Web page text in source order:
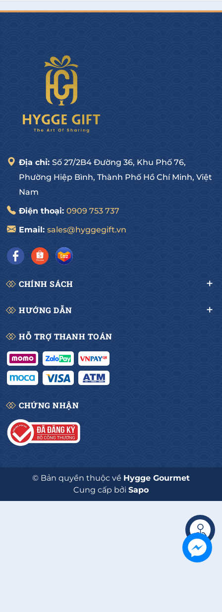
Địa chỉ: Số 27/2B4 Đường 36, Khu Phố 76,
Phường Hiệp Bình, Thành Phố Hồ Chí Minh, Việt
Nam
Điện thoại: 0909 753 737
Email: sales@hyggegift.vn
CHÍNH SÁCH
HƯỚNG DẪN
HỖ TRỢ THANH TOÁN
CHỨNG NHẬN
© Bản quyền thuộc về Hygge Gourmet
Cung cấp bởi Sapo
Liên hệ